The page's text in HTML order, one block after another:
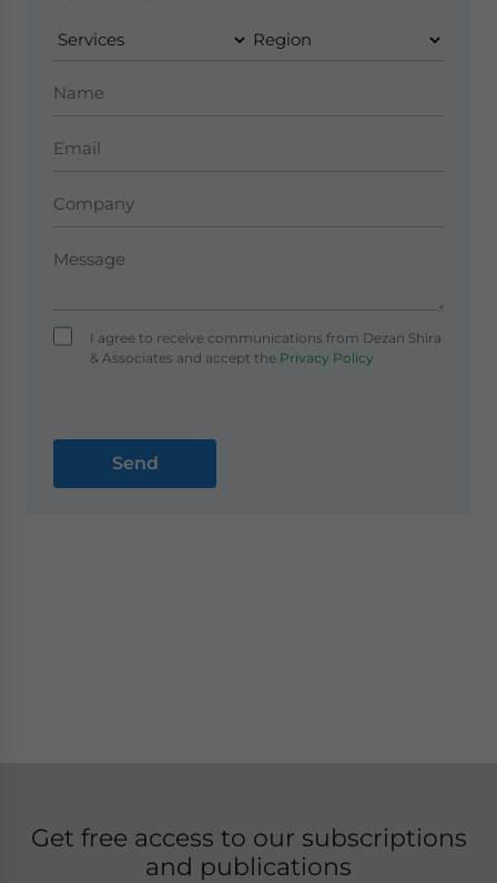
I agree to receive communications from Dezan Shira
& Associates and accept thePrivacy Policy
Get free access to our subscriptions
and publications